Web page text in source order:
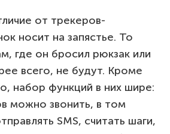
от трекеров-
носит на запястье. То
где он бросил рюкзак или
всего, не будут. Кроме
набор функций в них шире:
можно звонить, в том
SMS, считать шаги,